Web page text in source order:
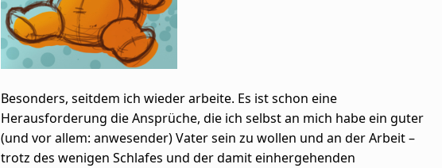
Besonders, seitdem ich wieder arbeite. Es ist schon eine
Herausforderung die Ansprüche, die ich selbst an mich habe ein guter
(und vor allem: anwesender) Vater sein zu wollen und an der Arbeit –
trotz des wenigen Schlafes und der damit einhergehenden